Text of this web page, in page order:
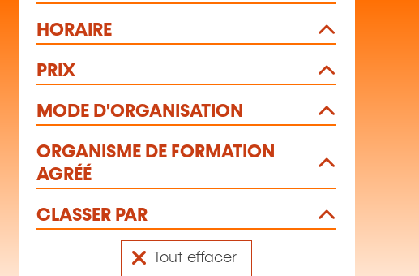
HORAIRE
PRIX
MODE D'ORGANISATION
ORGANISME DE FORMATION
AGRÉÉ
CLASSER PAR
Tout effacer